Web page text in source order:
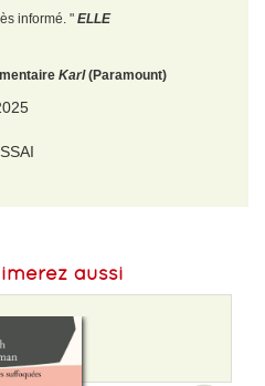
informé. " ELLE
Karl(Paramount)
aussi